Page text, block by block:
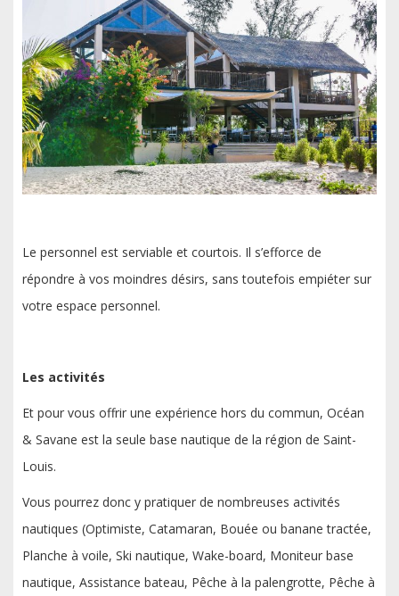
Le personnel est serviable et courtois. Il s’efforce de
répondre à vos moindres désirs, sans toutefois empiéter sur
votre espace personnel.
Les activités
Et pour vous offrir une expérience hors du commun, Océan
& Savane est la seule base nautique de la région de Saint-
Louis.
Vous pourrez donc y pratiquer de nombreuses activités
nautiques (Optimiste, Catamaran, Bouée ou banane tractée,
Planche à voile, Ski nautique, Wake-board, Moniteur base
nautique, Assistance bateau, Pêche à la palengrotte, Pêche à